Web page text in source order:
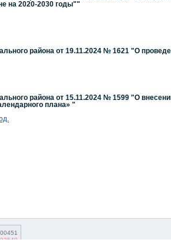
на 2020-2030 годы""
района от 19.11.2024 № 1621 "О
района от 15.11.2024 № 1599 "О
плана» "
93540